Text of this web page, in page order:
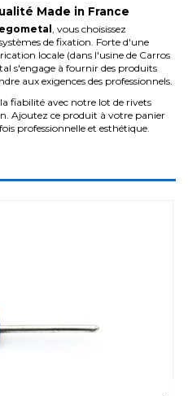
Made in France
, vous choisissez
de fixation. Forte d'une
locale (dans l'usine de Carros
s'engage à fournir des produits
aux exigences des professionnels.
fiabilité avec notre lot de rivets
Ajoutez ce produit à votre panier
professionnelle et esthétique.